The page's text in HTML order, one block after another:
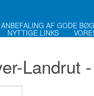
ANBEFALING AF GODE
NYTTIGE LINKS
Landrut